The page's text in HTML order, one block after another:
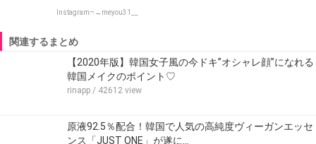
Instagramෆ→meyou31__
関連するまとめ
【2020年版】韓国女子風の今ドキ”オシャレ顔”になれる
韓国メイクのポイント♡
rinapp / 42612 view
原液92.5％配合！韓国で人気の高純度ヴィーガンエッセ
ンス「JUST ONE」が遂に…